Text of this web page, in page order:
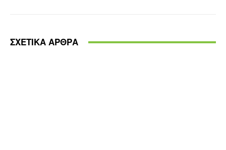
ΣΧΕΤΙΚΑ ΑΡΘΡΑ